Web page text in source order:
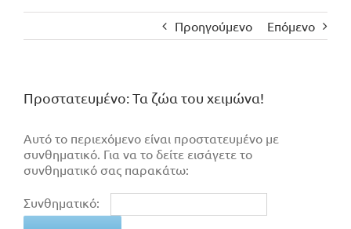
Προηγούμενο Επόμενο
Πρoστατευμένο: Τα ζώα του χειμώνα!
Αυτό το περιεχόμενο είναι προστατευμένο με
συνθηματικό. Για να το δείτε εισάγετε το
συνθηματικό σας παρακάτω:
Συνθηματικό: